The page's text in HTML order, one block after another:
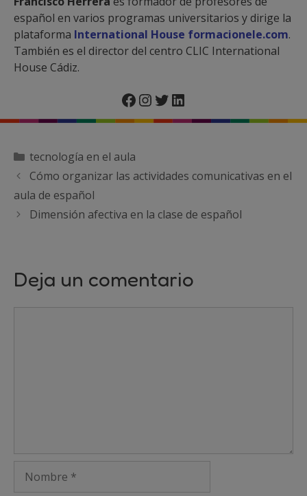
español en varios programas universitarios y dirige la
plataforma International House formacionele.com.
También es el director del centro CLIC International
House Cádiz.
Facebook InstagramTwitter LinkedIn
Categorías
tecnología en el aula
Cómo organizar las actividades comunicativas en el
aula de español
Dimensión afectiva en la clase de español
Deja un comentario